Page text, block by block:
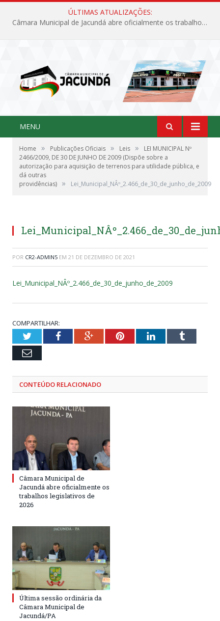
ÚLTIMAS ATUALIZAÇÕES:
Câmara Municipal de Jacundá abre oficialmente os trabalhos legislativos de 2026
MENU
Home » Publicações Oficiais » Leis »
LEI MUNICIPAL Nº
2466/2009, DE 30 DE JUNHO DE 2009 (Dispõe sobre a
autorização para aquisição de terrenos para utilidade pública, e
dá outras
providências) » Lei_Municipal_NÂº_2.466_de_30_de_junho_de_2009
POR CR2-ADMIN5 EM 21 DE DEZEMBRO DE 2021
Lei_Municipal_NÂº_2.466_de_30_de_junho_de_2009
COMPARTILHAR:
TwitterFacebookGoogle+PinterestLinkedInTumblr
Email
CONTEÚDO RELACIONADO
Câmara Municipal de
Jacundá abre oficialmente os
trabalhos legislativos de
2026
Última sessão ordinária da
Câmara Municipal de
Jacundá/PA